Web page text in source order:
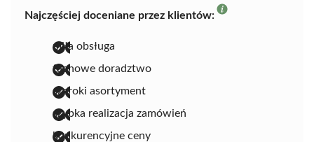
Najczęściej doceniane przez klientów:
miła obsługa
fachowe doradztwo
szeroki asortyment
szybka realizacja zamówień
konkurencyjne ceny